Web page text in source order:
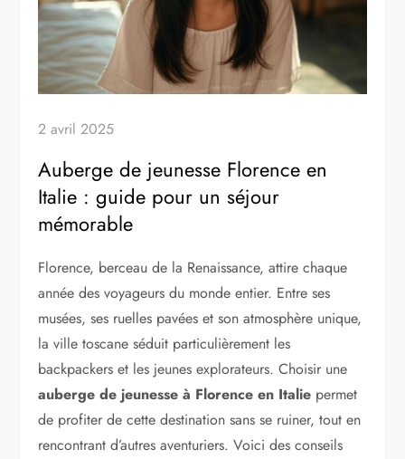
2 avril 2025
Auberge de jeunesse Florence en
Italie : guide pour un séjour
mémorable
Florence, berceau de la Renaissance, attire chaque
année des voyageurs du monde entier. Entre ses
musées, ses ruelles pavées et son atmosphère unique,
la ville toscane séduit particulièrement les
backpackers et les jeunes explorateurs. Choisir une
auberge de jeunesse à Florence en Italie permet
de profiter de cette destination sans se ruiner, tout en
rencontrant d’autres aventuriers. Voici des conseils